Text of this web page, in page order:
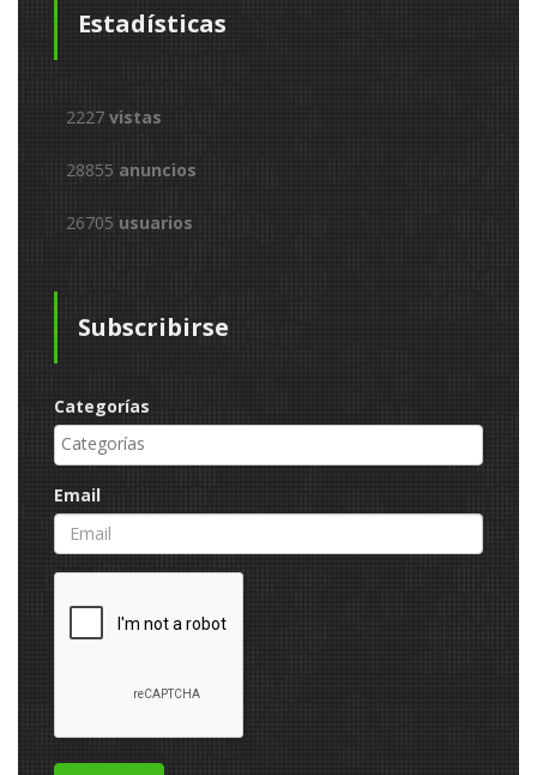
Estadísticas
2227 vistas
28855 anuncios
26705 usuarios
Subscribirse
Categorías
Email